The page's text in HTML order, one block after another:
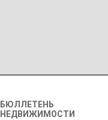
БЮЛЛЕТЕНЬ
НЕДВИЖИМОСТИ